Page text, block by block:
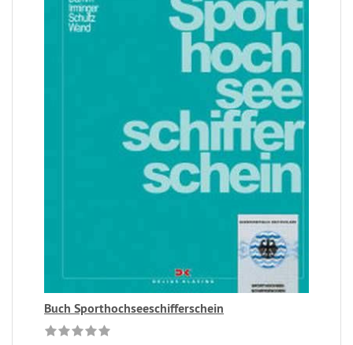
Buch Sporthochseeschifferschein